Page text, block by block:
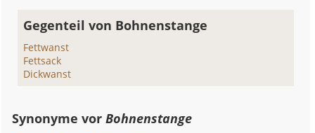
Gegenteil von Bohnenstange
Fettwanst
Fettsack
Dickwanst
Synonyme vorBohnenstange